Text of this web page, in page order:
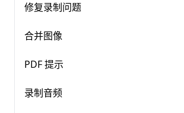
修复录制问题
合并图像
PDF 提示
录制音频